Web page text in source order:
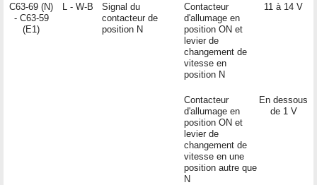
C63-69 (N)
- C63-59
(E1)
L - W-B
Signal du
contacteur de
position N
Contacteur
d'allumage en
position ON et
levier de
changement de
vitesse en
position N
11 à 14 V
Contacteur
d'allumage en
position ON et
levier de
changement de
vitesse en une
position autre que
N
En dessous
de 1 V